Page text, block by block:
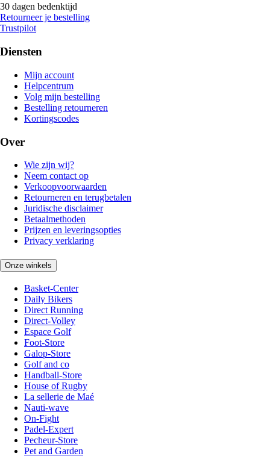
30 dagen bedenktijd
Retourneer je bestelling
Trustpilot
Diensten
Mijn account
Helpcentrum
Volg mijn bestelling
Bestelling retourneren
Kortingscodes
Over
Wie zijn wij?
Neem contact op
Verkoopvoorwaarden
Retourneren en terugbetalen
Juridische disclaimer
Betaalmethoden
Prijzen en leveringsopties
Privacy verklaring
Onze winkels
Basket-Center
Daily Bikers
Direct Running
Direct-Volley
Espace Golf
Foot-Store
Galop-Store
Golf and co
Handball-Store
House of Rugby
La sellerie de Maé
Nauti-wave
On-Fight
Padel-Expert
Pecheur-Store
Pet and Garden